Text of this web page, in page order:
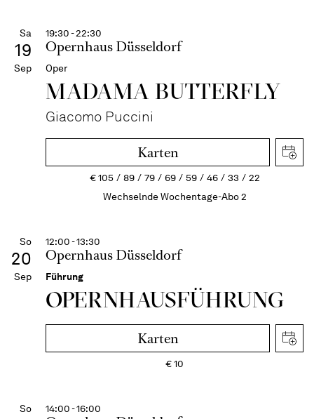
Sa
19
Sep
19:30 - 22:30
Opernhaus Düsseldorf
Oper
MADAMA BUTTER­FLY
Giacomo Puccini
Karten
€105 89 79 69 59 46 33
22
Wechselnde Wochentage-Abo 2
So
20
Sep
12:00 - 13:30
Opernhaus Düsseldorf
Führung
OPERN­HAUS­FÜH­RUNG
Karten
€10
So 14:00 - 16:00